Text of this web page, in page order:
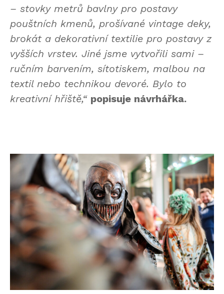
– stovky metrů bavlny pro postavy
pouštních kmenů, prošívané vintage deky,
brokát a dekorativní textilie pro postavy z
vyšších vrstev. Jiné jsme vytvořili sami –
ručním barvením, sítotiskem, malbou na
textil nebo technikou devoré. Bylo to
kreativní hřiště,“ popisuje návrhářka.